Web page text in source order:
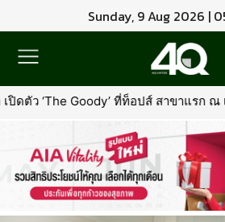
Sunday, 9 Aug 2026 |
ล นอร์ทวิลล์พร้อมรุกตลาด Premium